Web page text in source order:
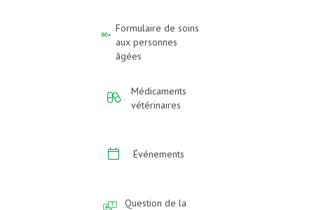
Formulaire de soins
aux personnes
âgées
Médicaments
vétérinaires
Événements
Question de la